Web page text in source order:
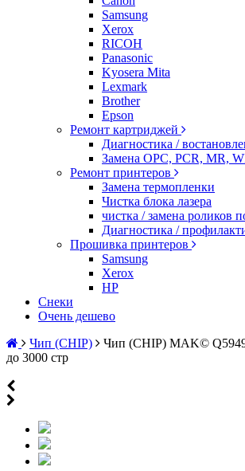
Samsung
Xerox
RICOH
Panasonic
Kyosera Mita
Lexmark
Brother
Epson
Ремонт картриджей
Диагностика /
Замена OPC, PCR, MR,
Ремонт принтеров
Замена термопленки
Чистка блока лазера
чистка / замена роликов
Диагностика /
Прошивка принтеров
Samsung
Xerox
HP
Снеки
Очень дешево
Чип (CHIP)
Чип (CHIP) MAK©
до 3000 стр